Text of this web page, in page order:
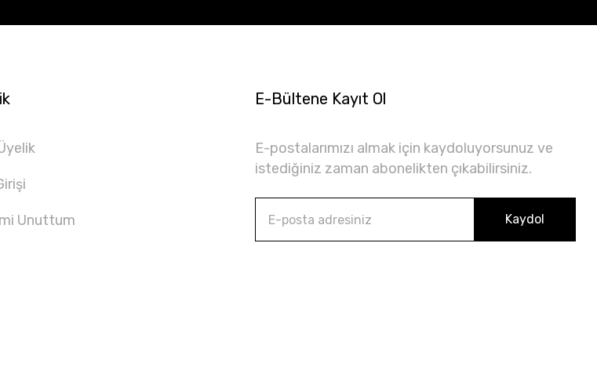
Unuttum
E-Bültene Kayıt Ol
E-postalarımızı almak için kaydoluyorsunuz ve
istediğiniz zaman abonelikten çıkabilirsiniz.
Kaydol